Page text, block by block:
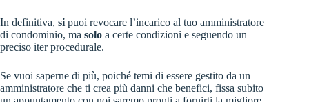
In definitiva, si puoi revocare l’incarico al tuo amministratore
di condominio, ma solo a certe condizioni e seguendo un
preciso iter procedurale.
Se vuoi saperne di più, poiché temi di essere gestito da un
amministratore che ti crea più danni che benefici, fissa subito